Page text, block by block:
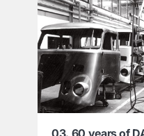
03. 60 years of